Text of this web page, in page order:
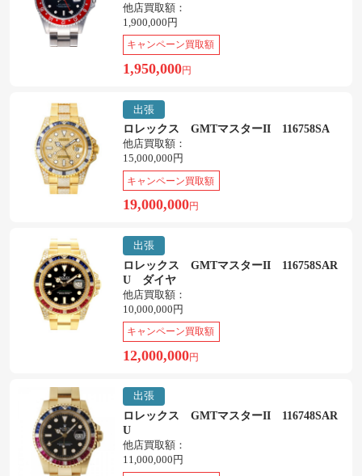
他店買取額：
1,900,000円
キャンペーン買取額
1,950,000円
出張
ロレックス GMTマスターII 116758SA
他店買取額：
15,000,000円
キャンペーン買取額
19,000,000円
出張
ロレックス GMTマスターII 116758SAR
U ダイヤ
他店買取額：
10,000,000円
キャンペーン買取額
12,000,000円
出張
ロレックス GMTマスターII 116748SAR
U
他店買取額：
11,000,000円